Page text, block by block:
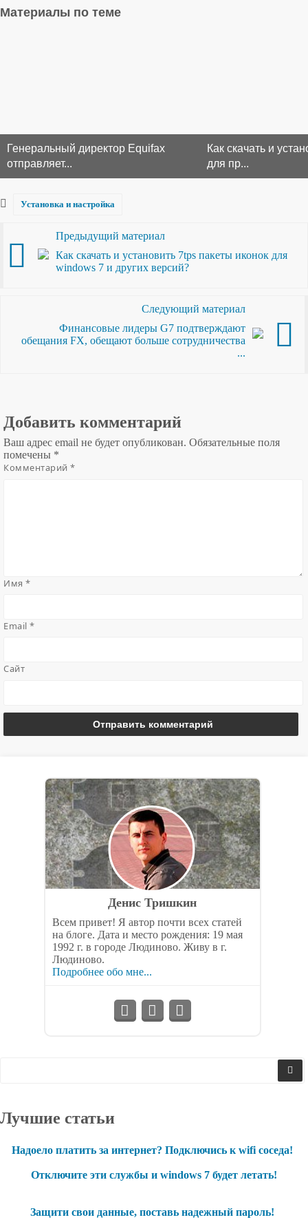
Материалы по теме
Генеральный директор Equifax
отправляет...
Как скачать и
для пр...
Установка и настройка
Предыдущий материал
Как скачать и установить 7tps пакеты иконок для
windows 7 и других версий?
Следующий материал
Финансовые лидеры G7 подтверждают
обещания FX, обещают больше сотрудничества
...
Добавить комментарий
Ваш адрес email не будет опубликован. Обязательные поля
помечены *
Комментарий*
Имя*
Email*
Сайт
Денис Тришкин
Всем привет! Я автор почти всех статей
на блоге. Дата и место рождения: 19 мая
1992 г. в городе Людиново. Живу в г.
Людиново.
Подробнее обо мне...
Лучшие статьи
Надоело платить за интернет? Подключись к wifi соседа!
Отключите эти службы и windows 7 будет летать!
Защити свои данные, поставь надежный пароль!